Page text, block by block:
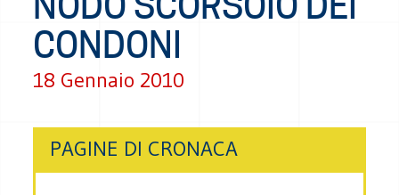
CONDONI
18 Gennaio 2010
PAGINE DI CRONACA